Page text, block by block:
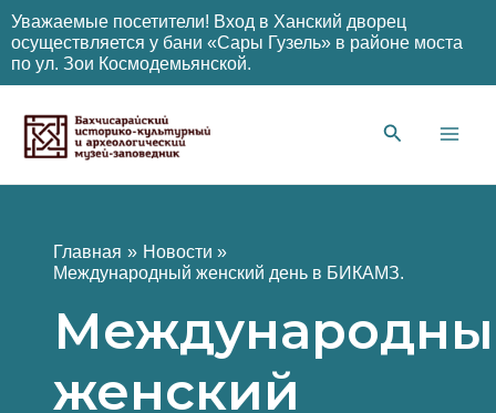
Уважаемые посетители! Вход в Ханский дворец
осуществляется у бани «Сары Гузель» в районе моста
по ул. Зои Космодемьянской.
содержимому
Главная
Новости
Международный женский день в БИКАМЗ.
женский